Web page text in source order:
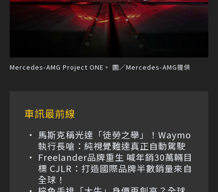
Mercedes-AMG Project ONE。 圖／Mercedes-AMG提供
車訊最前線
馬斯克稱光達「徒勞之舉」！Waymo
執行長嗆：純視覺難達真正自動駕駛
Freelander品牌重生 喊年銷30萬輛目
標 CJLR：打造國際品牌半數銷量來自
全球！